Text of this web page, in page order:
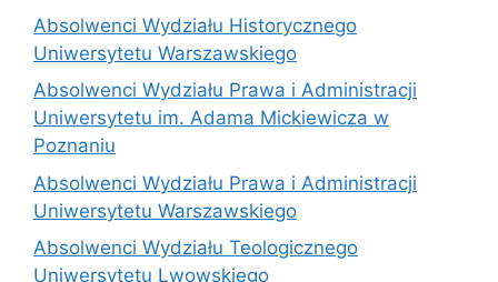
Absolwenci Wydziału Historycznego
Uniwersytetu Warszawskiego
Absolwenci Wydziału Prawa i Administracji
Uniwersytetu im. Adama Mickiewicza w
Poznaniu
Absolwenci Wydziału Prawa i Administracji
Uniwersytetu Warszawskiego
Absolwenci Wydziału Teologicznego
Uniwersytetu Lwowskiego